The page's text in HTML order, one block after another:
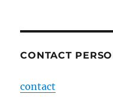
CONTACT
contact